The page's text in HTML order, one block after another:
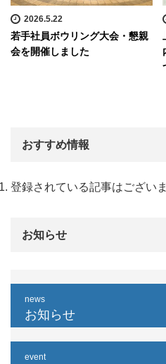
2026.5.22
若手社員ボウリング大会・懇親
会を開催しました
おすすめ情報
登録されている記事はございま
お知らせ
news
お知らせ
event